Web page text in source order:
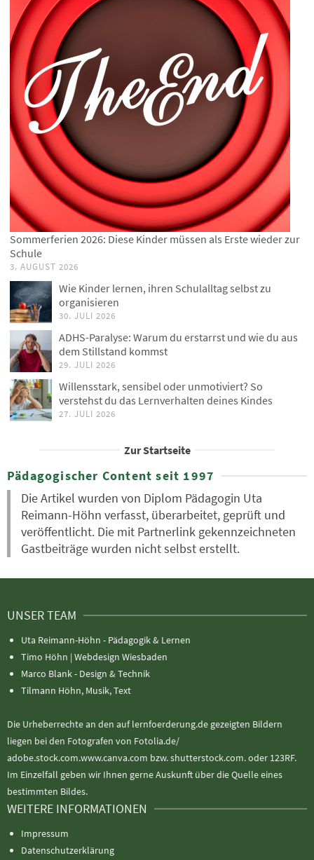
Sommerferien 2026: Diese Kinder müssen als Erste wieder zur
Schule
3. AUGUST 2026
Wie Kinder lernen, ihren Schulalltag selbst zu
organisieren
30. JULI 2026
ADHS-Paralyse: Warum du erstarrst und wie du aus
dem Stillstand kommst
29. JULI 2026
Willensstark, sensibel oder unmotiviert? So
verstehst du das Lernverhalten deines Kindes
27. JULI 2026
Zur Startseite
Pädagogischer Content seit 1997
Die Artikel wurden von Diplom Pädagogin Uta
Reimann-Höhn verfasst, überarbeitet, geprüft und
veröffentlicht. Die mit Partnerlink gekennzeichneten
Gastbeiträge wurden nicht selbst erstellt.
UNSER TEAM
Uta Reimann-Höhn - Pädagogik & Lernen
Timo Höhn | Webdesign Wiesbaden
Marco Blank - Design & Technik
Tilmann Höhn, Musik, Text
Die Urheberrechte an den auf lernfoerderung.de gezeigten Bildern
liegen bei den Fotografen von Fotolia.de/
adobe.stock.com.www.canva.com bzw. shutterstock.com. oder 123RF.
Im Einzelfall geben wir Ihnen gerne Auskunft über die Quelle eines
bestimmten Bildes.
WEITERE INFORMATIONEN
Impressum
Datenschutzerklärung